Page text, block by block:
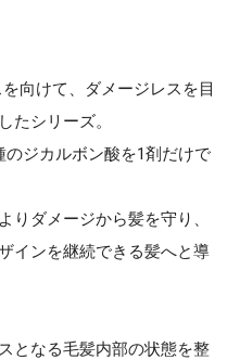
を向けて、ダメージレスを目
たシリーズ。
ジカルボン酸を1剤だけで
りダメージから髪を守り、
インを継続できる髪へと導
となる毛髪内部の状態を整